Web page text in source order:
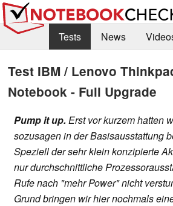
Tests News
Kaufberatung
Deals Suche
Forum
Test IBM / Lenovo
Notebook - Full Upgrade
Pump it up.Erst vor kurzem hatten
sozusagen in der Basisausstattung
Speziell der sehr klein konzipierte
nur durchschnittliche
Rufe nach "mehr Power" nicht
Grund bringen wir hier nochmals